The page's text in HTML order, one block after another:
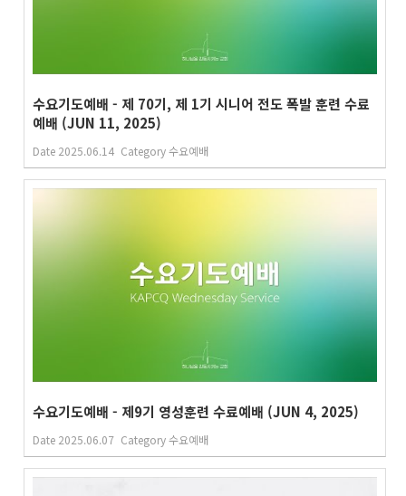
수요기도예배 - 제 70기, 제 1기 시니어 전도 폭발 훈련 수료
예배 (JUN 11, 2025)
Date 2025.06.14 Category수요예배
수요기도예배 - 제9기 영성훈련 수료예배 (JUN 4, 2025)
Date 2025.06.07 Category수요예배